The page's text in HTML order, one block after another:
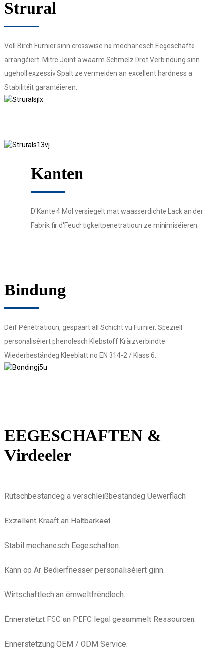
Strural
Voll Birch Furnier sinn crosswise no mechanesch Eegeschafte
arrangéiert. Mitre Joint a waarm Schmelz Drot Verbindung sinn
ugeholl exzessiv Spalt ze vermeiden an excellent hardness a
Stabilitéit garantéieren.
Kanten
D'Kante 4 Mol versiegelt mat waasserdichte Lack an der
Fabrik fir d'Feuchtigkeitpenetratioun ze minimiséieren.
Bindung
Déif Pénétratioun, gespaart all Schicht vu Furnier. Speziell
personaliséiert phenolesch Klebstoff Kräizverbindte
Wiederbeständeg Kleeblatt no EN 314-2 / ​​Klass 6.
EEGESCHAFTEN &
Virdeeler
Rutschbeständeg a verschleißbeständeg Uewerfläch
Exzellent Kraaft an Haltbarkeet.
Stabil mechanesch Eegeschaften.
Kann op Är Bedierfnesser personaliséiert ginn.
Wirtschaftlech an ëmweltfrëndlech.
Ënnerstëtzt FSC an PEFC legal gesammelt Ressourcen.
Ënnerstëtzung OEM / ODM Service.